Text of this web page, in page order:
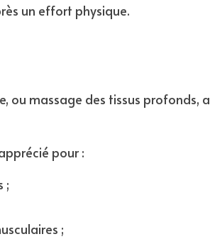
un effort physique.
ou massage des tissus profonds,
pour :
;
;